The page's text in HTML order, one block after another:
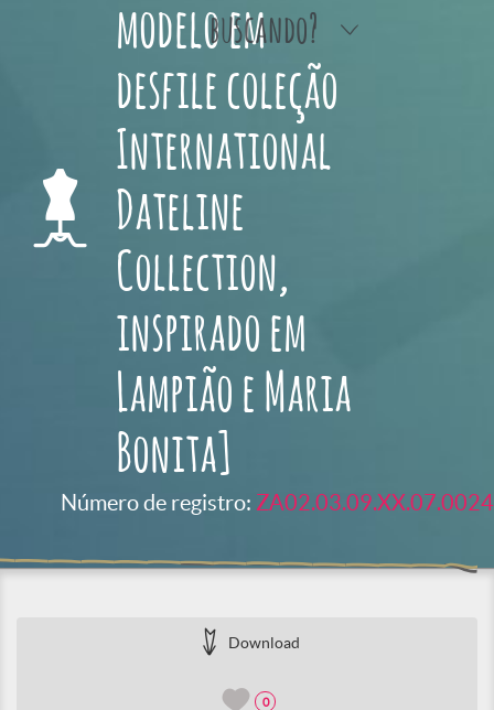
buscando?
modelo em
desfile coleção
International
Dateline
Collection,
inspirado em
Lampião e Maria
Bonita]
Número de registro: ZA02.03.09.XX.07.0024
Download
0